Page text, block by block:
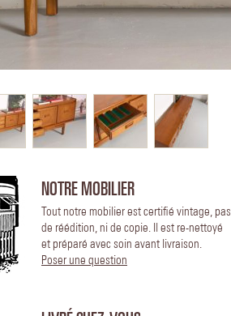
NOTRE MOBILIER
Tout notre mobilier est certifié vintage, pas
de réédition, ni de copie. Il est re-nettoyé
et préparé avec soin avant livraison.
Poser une question